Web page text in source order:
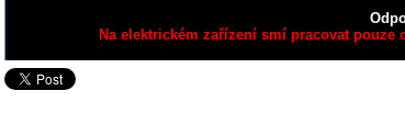
Na elektrickém zařízení smí pracovat